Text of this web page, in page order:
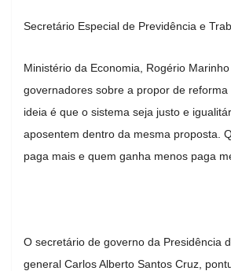
Secretário Especial de Previdência e
Ministério da Economia, Rogério
governadores sobre a propor de reforma
ideia é que o sistema seja justo e
aposentem dentro da mesma proposta.
paga mais e quem ganha menos paga
O secretário de governo da Presidência
general Carlos Alberto Santos Cruz,